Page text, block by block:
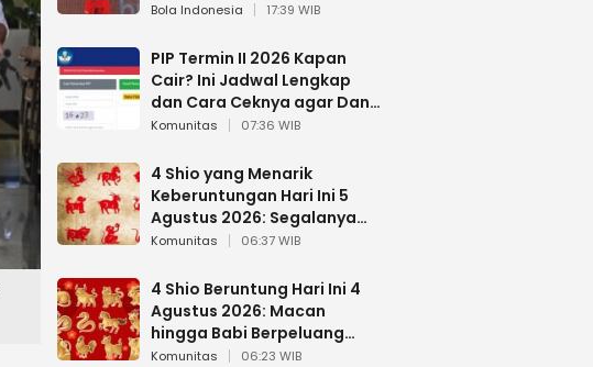
Bola Indonesia 17:39 WIB
PIP Termin II 2026 Kapan
Cair? Ini Jadwal Lengkap
dan Cara Ceknya agar Dana
Tidak Hangus!
Komunitas 07:36 WIB
4 Shio yang Menarik
Keberuntungan Hari Ini 5
Agustus 2026: Segalanya
Berjalan Lancar
Komunitas 06:37 WIB
4 Shio Beruntung Hari Ini 4
Agustus 2026: Macan
hingga Babi Berpeluang
Dapat Kabar Baik
Komunitas 06:23 WIB